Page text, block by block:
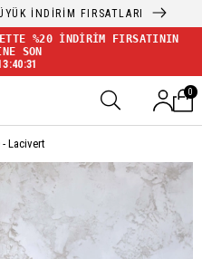
İNDİRİM FIRSATLARI
%20 İNDİRİM FIRSATININ
SON
0
- Lacivert